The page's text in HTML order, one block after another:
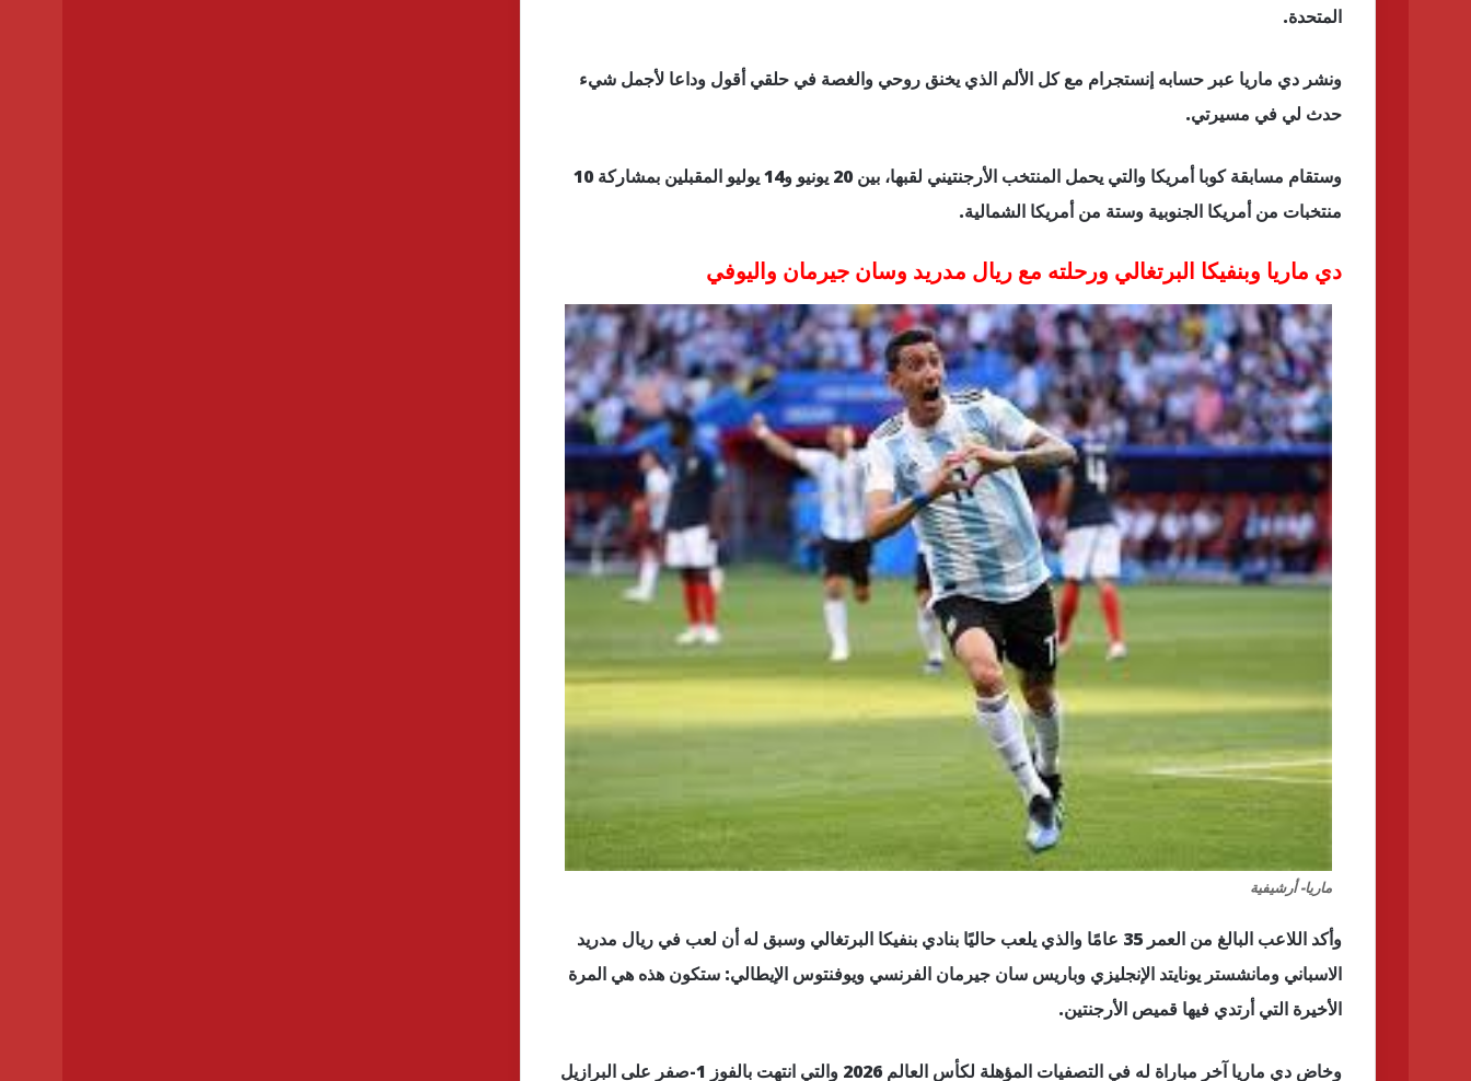
المتحدة.
ونشر دي ماريا عبر حسابه إنستجرام مع كل الألم الذي يخنق روحي والغصة في حلقي أقول وداعا لأجمل شيء
حدث لي في مسيرتي.
وستقام مسابقة كوبا أمريكا والتي يحمل المنتخب الأرجنتيني لقبها، بين 20 يونيو و14 يوليو المقبلين بمشاركة 10
منتخبات من أمريكا الجنوبية وستة من أمريكا الشمالية.
دي ماريا وبنفيكا البرتغالي ورحلته مع ريال مدريد وسان جيرمان واليوفي
ماريا- أرشيفية
وأكد اللاعب البالغ من العمر 35 عامًا والذي يلعب حاليًا بنادي بنفيكا البرتغالي وسبق له أن لعب في ريال مدريد
الاسباني ومانشستر يونايتد الإنجليزي وباريس سان جيرمان الفرنسي ويوفنتوس الإيطالي: ستكون هذه هي المرة
الأخيرة التي أرتدي فيها قميص الأرجنتين.
وخاض دي ماريا آخر مباراة له في التصفيات المؤهلة لكأس العالم 2026 والتي انتهت بالفوز 1-صفر على البرازيل